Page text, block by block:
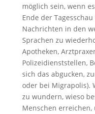
möglich sein, wenn
Ende der
Nachrichten in den
Sprachen zu
Apotheken,
Polizeidienststellen,
sich das abgucken,
oder bei Migrapolis).
zu wundern, wieso
Menschen